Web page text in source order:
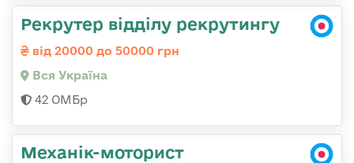
Рекрутер відділу рекрутингу
від 20000 до 50000 грн
Вся Україна
42 ОМБр
Механік-моторист